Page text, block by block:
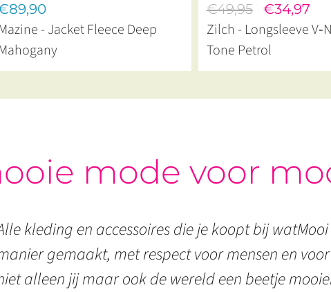
- Jacket Fleece Deep
€49,95 €34,97
Zilch - Longsleeve
Tone Petrol
mode voor
kleding en accessoires die je koopt bij
gemaakt, met respect voor mensen en
alleen jij maar ook de wereld een beetje